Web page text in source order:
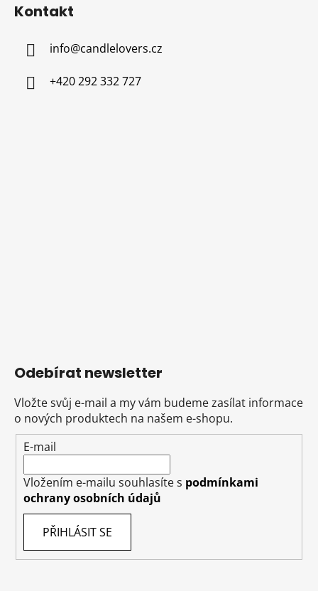
Kontakt
info@candlelovers.cz
+420 292 332 727
Odebírat newsletter
Vložte svůj e-mail a my vám budeme zasílat informace
o nových produktech na našem e-shopu.
E-mail
Vložením e-mailu souhlasíte s podmínkami
ochrany osobních údajů
PŘIHLÁSIT SE